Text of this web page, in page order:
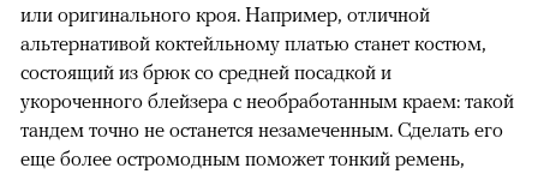
или оригинального кроя. Например, отличной
альтернативой коктейльному платью станет костюм,
состоящий из брюк со средней посадкой и
укороченного блейзера с необработанным краем: такой
тандем точно не останется незамеченным. Сделать его
еще более остромодным поможет тонкий ремень,